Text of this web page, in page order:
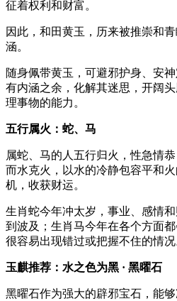
征着权利和财富。
因此，和田黄玉，历来被推崇和
涵。
随身佩带黄玉，可避邪护身、安
有内涵之余，化解其迷思，开阔
理事物的能力。
五行属火：蛇、马
属蛇、马的人五行归火，性急情
而水克火，以水的冷静包容平和
机，收获财运。
生肖蛇今年冲太岁，事业、感情
到波及；生肖马今年在各个方面
很容易出现错过或把握不住的情况
玉麒推荐 ： 水之色为黑 · 黑曜石
黑曜石作为强大的辟邪宝石，能